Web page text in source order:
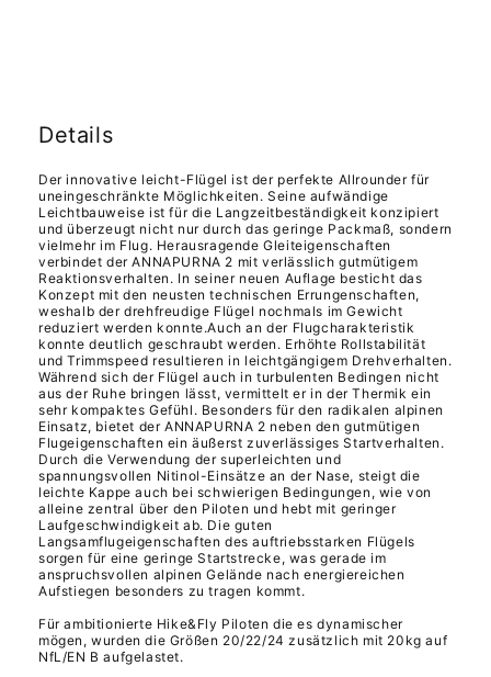
Details
Der innovative leicht-Flügel ist der perfekte Allrounder für
uneingeschränkte Möglichkeiten. Seine aufwändige
Leichtbauweise ist für die Langzeitbeständigkeit konzipiert
und überzeugt nicht nur durch das geringe Packmaß, sondern
vielmehr im Flug. Herausragende Gleiteigenschaften
verbindet der ANNAPURNA 2 mit verlässlich gutmütigem
Reaktionsverhalten. In seiner neuen Auflage besticht das
Konzept mit den neusten technischen Errungenschaften,
weshalb der drehfreudige Flügel nochmals im Gewicht
reduziert werden konnte.Auch an der Flugcharakteristik
konnte deutlich geschraubt werden. Erhöhte Rollstabilität
und Trimmspeed resultieren in leichtgängigem Drehverhalten.
Während sich der Flügel auch in turbulenten Bedingen nicht
aus der Ruhe bringen lässt, vermittelt er in der Thermik ein
sehr kompaktes Gefühl. Besonders für den radikalen alpinen
Einsatz, bietet der ANNAPURNA 2 neben den gutmütigen
Flugeigenschaften ein äußerst zuverlässiges Startverhalten.
Durch die Verwendung der superleichten und
spannungsvollen Nitinol-Einsätze an der Nase, steigt die
leichte Kappe auch bei schwierigen Bedingungen, wie von
alleine zentral über den Piloten und hebt mit geringer
Laufgeschwindigkeit ab. Die guten
Langsamflugeigenschaften des auftriebsstarken Flügels
sorgen für eine geringe Startstrecke, was gerade im
anspruchsvollen alpinen Gelände nach energiereichen
Aufstiegen besonders zu tragen kommt.
Für ambitionierte Hike&Fly Piloten die es dynamischer
mögen, wurden die Größen 20/22/24 zusätzlich mit 20kg auf
NfL/EN B aufgelastet.